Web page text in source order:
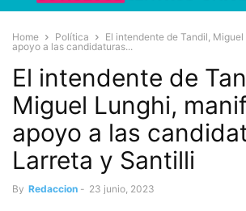
Home Política
El intendente de Tandil,
apoyo a las candidaturas...
El intendente de
Miguel Lunghi,
apoyo a las
Larreta y Santilli
By Redaccion - 23 junio, 2023